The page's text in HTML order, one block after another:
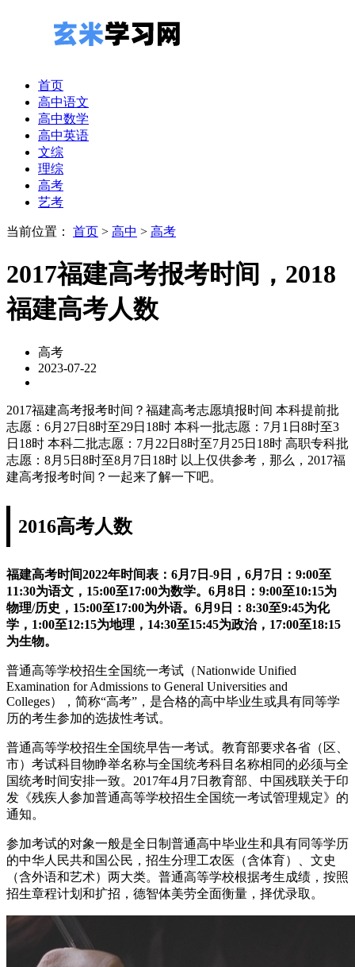
首页
高中语文
高中数学
高中英语
文综
理综
高考
艺考
当前位置： 首页 > 高中 > 高考
2017福建高考报考时间，2018
福建高考人数
高考
2023-07-22
2017福建高考报考时间？福建高考志愿填报时间 本科提前批
志愿：6月27日8时至29日18时 本科一批志愿：7月1日8时至3
日18时 本科二批志愿：7月22日8时至7月25日18时 高职专科批
志愿：8月5日8时至8月7日18时 以上仅供参考，那么，2017福
建高考报考时间？一起来了解一下吧。
2016高考人数
福建高考时间2022年时间表：6月7日-9日，6月7日：9:00至
11:30为语文，15:00至17:00为数学。6月8日：9:00至10:15为
物理/历史，15:00至17:00为外语。6月9日：8:30至9:45为化
学，1:00至12:15为地理，14:30至15:45为政治，17:00至18:15
为生物。
普通高等学校招生全国统一考试（Nationwide Unified
Examination for Admissions to General Universities and
Colleges），简称“高考”，是合格的高中毕业生或具有同等学
历的考生参加的选拔性考试。
普通高等学校招生全国统早告一考试。教育部要求各省（区、
市）考试科目物睁举名称与全国统考科目名称相同的必须与全
国统考时间安排一致。2017年4月7日教育部、中国残联关于印
发《残疾人参加普通高等学校招生全国统一考试管理规定》的
通知。
参加考试的对象一般是全日制普通高中毕业生和具有同等学历
的中华人民共和国公民，招生分理工农医（含体育）、文史
（含外语和艺术）两大类。普通高等学校根据考生成绩，按照
招生章程计划和扩招，德智体美劳全面衡量，择优录取。